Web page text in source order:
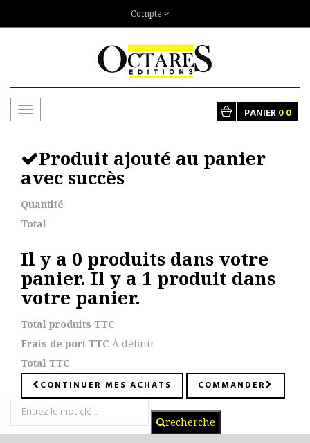
Compte
Toggle
PANIER00
Produit ajouté au panier
avec succès
Quantité
Total
Il y a 0 produits dans votre
panier.Il y a 1 produit dans
votre panier.
Total produits TTC
Frais de port TTC À définir
Total TTC
CONTINUER MES ACHATS COMMANDER
recherche